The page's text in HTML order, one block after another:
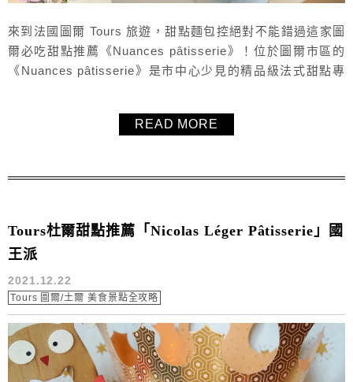
來到法國圖爾 Tours 旅遊，甜點麵包控絕對不能錯過這家圖
爾必吃甜點推薦《Nuances pâtisserie》！位於圖爾市區的
《Nuances pâtisserie》是市中心少見的精品級法式甜點專
能搭配咖啡、抹茶等飲品，非常適合安排成圖爾一日遊美食
READ MORE
Tours杜爾甜點推薦「Nicolas Léger Pâtisserie」國
王派
2021.12.22
Tours 圖爾/土爾 美食景點全攻略